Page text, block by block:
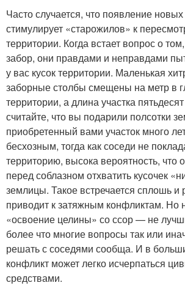
Часто случается, что появление
стимулирует «старожилов» к
территории. Когда встает вопрос о
забор, они правдами и неправдами
у вас кусок территории. Маленькая
заборные столбы смещены на метр в
территории, а длина участка
считайте, что вы подарили полсотки
приобретенный вами участок много
бесхозным, тогда как соседи не
территорию, высока вероятность, что
перед соблазном отхватить кусочек
землицы. Такое встречается сплошь и
приводит к затяжным конфликтам. Но
«освоение целины» со ссор — не
более что многие вопросы так или
решать с соседями сообща. И в
конфликт может легко исчерпаться
средствами.